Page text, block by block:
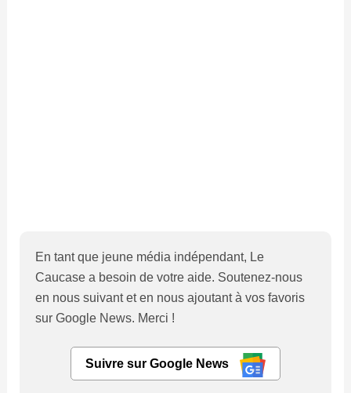
En tant que jeune média indépendant, Le
Caucase a besoin de votre aide. Soutenez-nous
en nous suivant et en nous ajoutant à vos favoris
sur Google News. Merci !
Suivre sur Google News